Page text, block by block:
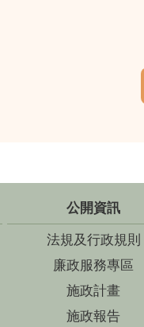
公開資訊
法規及行政規則
廉政服務專區
施政計畫
施政報告